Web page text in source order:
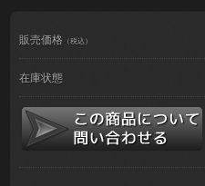
販売価格 （税込）
在庫状態